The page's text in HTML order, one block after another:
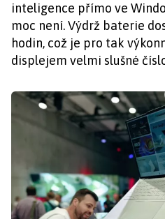
inteligence přímo ve
moc není. Výdrž baterie
hodin, což je pro tak
displejem velmi slušné